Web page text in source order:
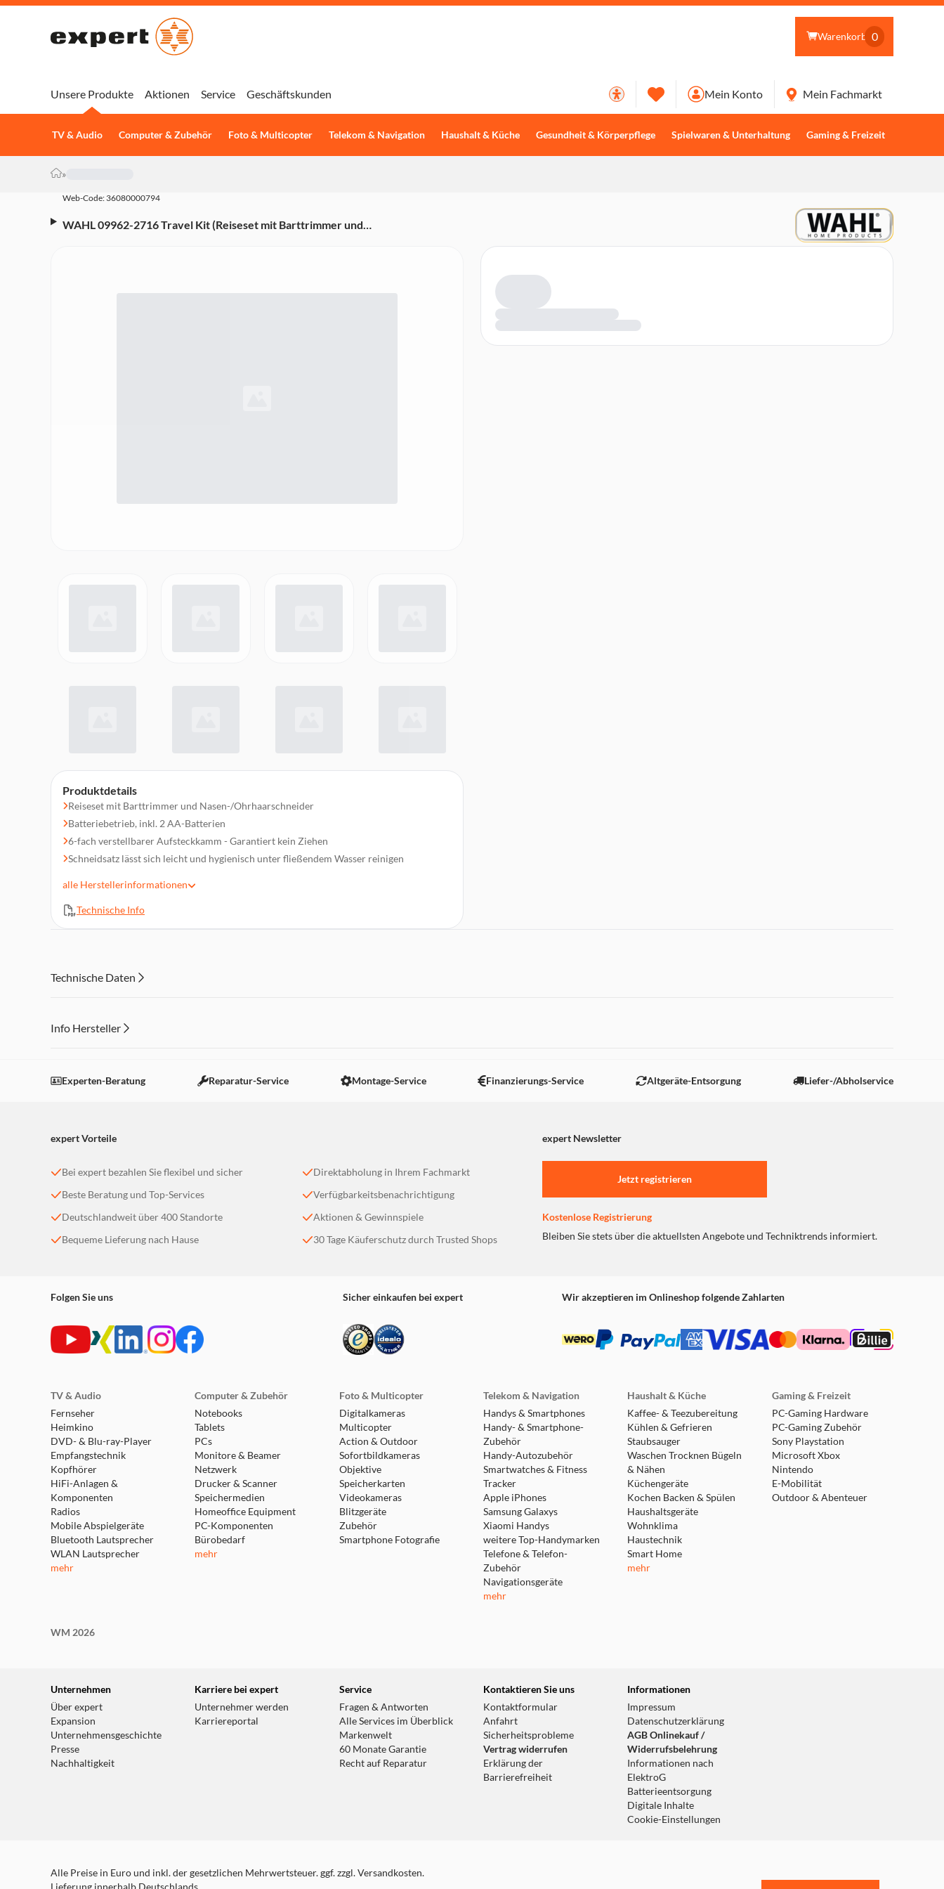
Warenkorb 0
Unsere Produkte
TV & Audio Computer & Zubehör Foto & Multicopter Telekom & Navigation Haushalt & Küche Gesundheit & Körperpflege Spielwaren & Unterhaltung Gaming & Freizeit
Aktionen Service Geschäftskunden Mein Konto Mein Fachmarkt
»
Web-Code: 36080000794
WAHL 09962-2716 Travel Kit (Reiseset mit Barttrimmer und
Produktdetails
Reiseset mit Barttrimmer und Nasen-/Ohrhaarschneider
Batteriebetrieb, inkl. 2 AA-Batterien
6-fach verstellbarer Aufsteckkamm - Garantiert kein Ziehen
Schneidsatz lässt sich leicht und hygienisch unter fließendem Wasser reinigen
Schneidsatzbreite: 0,7 mm
Zubehör: 6-fach verstellbarer Auffsteckkamm für Trimmer
alle Herstellerinformationen
Technische Info
Technische Daten
Info Hersteller
Einstellungen anpassen
Experten-Beratung Reparatur-Service Montage-Service Finanzierungs-Service Altgeräte-Entsorgung Liefer-/Abholservice
expert Vorteile expert Newsletter
Bei expert bezahlen Sie flexibel und sicher
Beste Beratung und Top-Services
Deutschlandweit über 400 Standorte
Bequeme Lieferung nach Hause
Direktabholung in Ihrem Fachmarkt
Verfügbarkeitsbenachrichtigung
Aktionen & Gewinnspiele
30 Tage Käuferschutz durch Trusted Shops
Jetzt registrieren
Kostenlose Registrierung
Bleiben Sie stets über die aktuellsten Angebote und Techniktrends informiert.
Folgen Sie uns Sicher einkaufen bei expert Wir akzeptieren im Onlineshop folgende Zahlarten
TV & Audio
Fernseher
Heimkino
DVD- & Blu-ray-Player
Empfangstechnik
Kopfhörer
HiFi-Anlagen &
Komponenten
Radios
Mobile Abspielgeräte
Bluetooth Lautsprecher
WLAN Lautsprecher
mehr
Computer & Zubehör
Notebooks
Tablets
PCs
Monitore & Beamer
Netzwerk
Drucker & Scanner
Speichermedien
Homeoffice Equipment
PC-Komponenten
Bürobedarf
mehr
Foto & Multicopter
Digitalkameras
Multicopter
Action & Outdoor
Sofortbildkameras
Objektive
Speicherkarten
Videokameras
Blitzgeräte
Zubehör
Smartphone Fotografie
Telekom & Navigation
Handys & Smartphones
Handy- & Smartphone-
Zubehör
Handy-Autozubehör
Smartwatches & Fitness
Tracker
Apple iPhones
Samsung Galaxys
Xiaomi Handys
weitere Top-Handymarken
Telefone & Telefon-
Zubehör
Navigationsgeräte
mehr
Haushalt & Küche
Kaffee- & Teezubereitung
Kühlen & Gefrieren
Staubsauger
Waschen Trocknen Bügeln
& Nähen
Küchengeräte
Kochen Backen & Spülen
Haushaltsgeräte
Wohnklima
Haustechnik
Smart Home
mehr
Gaming & Freizeit
PC-Gaming Hardware
PC-Gaming Zubehör
Sony Playstation
Microsoft Xbox
Nintendo
E-Mobilität
Outdoor & Abenteuer
WM 2026
Unternehmen
Über expert
Expansion
Unternehmensgeschichte
Presse
Nachhaltigkeit
Karriere bei expert
Unternehmer werden
Karriereportal
Service
Fragen & Antworten
Alle Services im Überblick
Markenwelt
60 Monate Garantie
Recht auf Reparatur
Kontaktieren Sie uns
Kontaktformular
Anfahrt
Sicherheitsprobleme
Vertrag widerrufen
Erklärung der
Barrierefreiheit
Informationen
Impressum
Datenschutzerklärung
AGB Onlinekauf /
Widerrufsbelehrung
Informationen nach
ElektroG
Batterieentsorgung
Digitale Inhalte
Cookie-Einstellungen
Alle Preise in Euro und inkl. der gesetzlichen Mehrwertsteuer. ggf. zzgl. Versandkosten.
Lieferung innerhalb Deutschlands.